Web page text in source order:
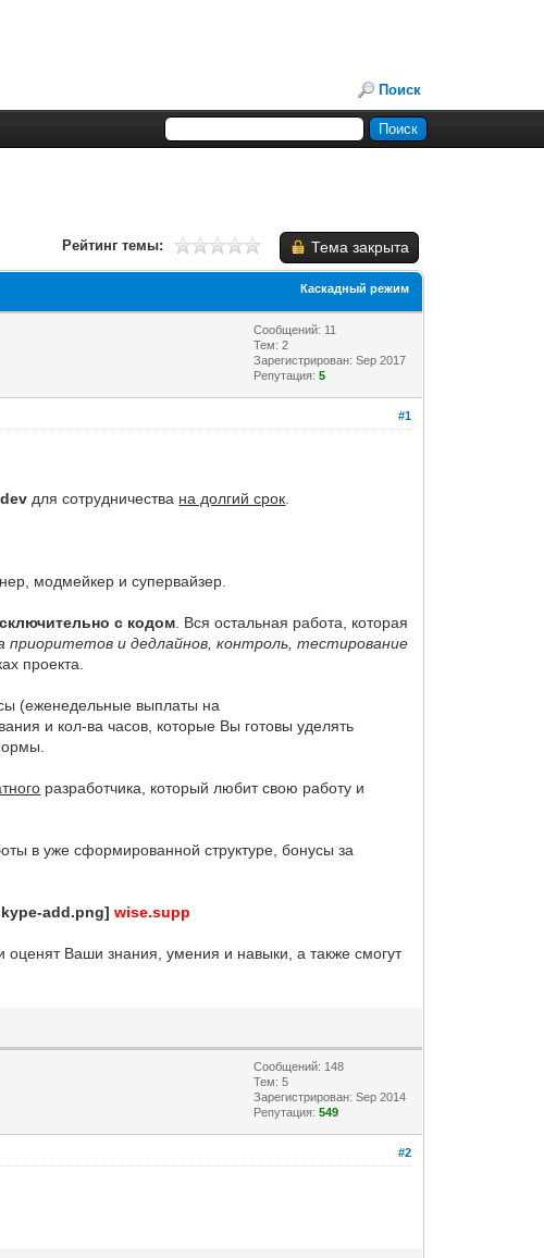
Поиск
Тема закрыта
Рейтинг темы:
Каскадный режим
Сообщений: 11
Тем: 2
Зарегистрирован: Sep 2017
Репутация:5
#1
для сотрудничества на долгий срок
модмейкер и супервайзер.
с кодом . Вся остальная работа, которая
приоритетов и дедлайнов, контроль, тестирование
проекта.
(еженедельные выплаты на
и кол-ва часов, которые Вы готовы уделять
разработчика, который любит свою работу и
в уже сформированной структуре, бонусы за
wise.supp
Ваши знания, умения и навыки, а также смогут
Сообщений: 148
Тем: 5
Зарегистрирован: Sep 2014
Репутация:549
#2